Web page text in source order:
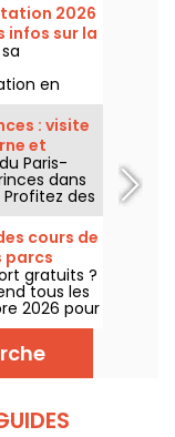
2026
infos sur la
en
pour
les
: visite
et
Paris-
dans
des
de
cet été
cours de
parcs
gratuits ?
tous les
2026 pour
et sans